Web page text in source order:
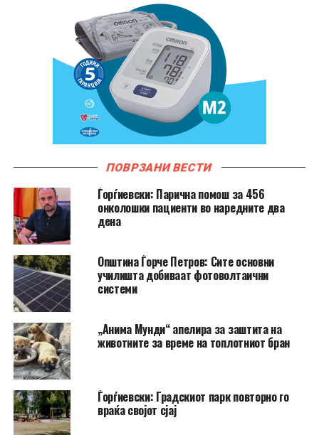
ПОВРЗАНИ ВЕСТИ
Ѓорѓиевски: Парична помош за 456
онколошки пациенти во наредните два
дена
Општина Ѓорче Петров: Сите основни
училишта добиваат фотоволтаични
системи
„Анима Мунди“ апелира за заштита на
животните за време на топлотниот бран
Ѓорѓиевски: Градскиот парк повторно го
враќа својот сјај